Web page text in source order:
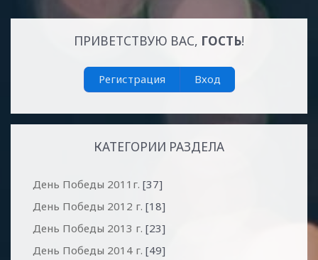
ПРИВЕТСТВУЮ ВАС, ГОСТЬ!
Регистрация Вход
КАТЕГОРИИ РАЗДЕЛА
День Победы 2011г. [37]
День Победы 2012 г. [18]
День Победы 2013 г. [23]
День Победы 2014 г. [49]